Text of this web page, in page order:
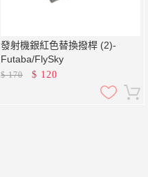
發射機銀紅色替換撥桿 (2)-
Futaba/FlySky
$170 $ 120